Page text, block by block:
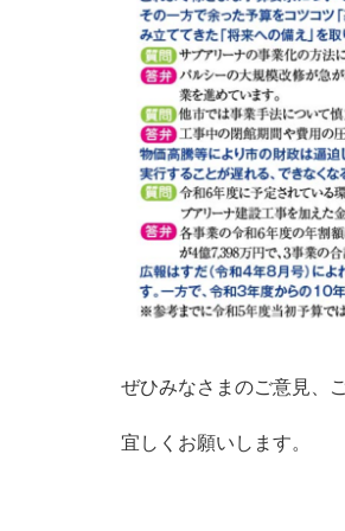
ぜひみなさまのご意見、
宜しくお願いします。